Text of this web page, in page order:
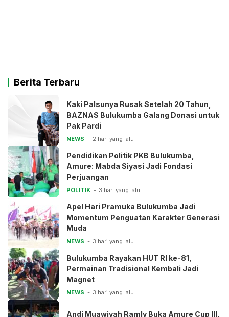
Berita Terbaru
Kaki Palsunya Rusak Setelah 20 Tahun,
BAZNAS Bulukumba Galang Donasi untuk
Pak Pardi
NEWS 2 hari yang lalu
Pendidikan Politik PKB Bulukumba,
Amure: Mabda Siyasi Jadi Fondasi
Perjuangan
POLITIK 3 hari yang lalu
Apel Hari Pramuka Bulukumba Jadi
Momentum Penguatan Karakter Generasi
Muda
NEWS 3 hari yang lalu
Bulukumba Rayakan HUT RI ke-81,
Permainan Tradisional Kembali Jadi
Magnet
NEWS 3 hari yang lalu
Andi Muawiyah Ramly Buka Amure Cup III,